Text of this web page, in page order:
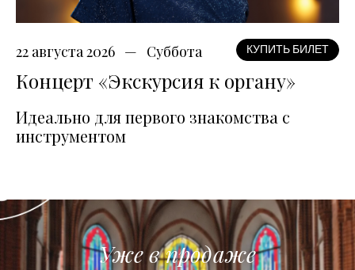
22 августа 2026 Суббота КУПИТЬ БИЛЕТ
Концерт «Экскурсия к органу»
Идеально для первого знакомства с
инструментом
Уже в продаже